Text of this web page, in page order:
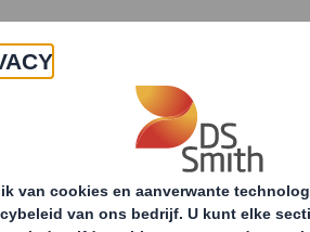
Producten & Services
Oplossingen